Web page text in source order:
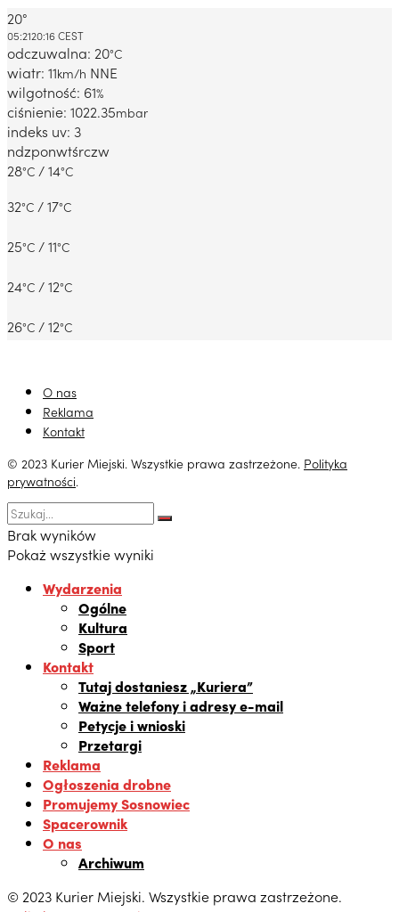
Dabrowa Gornicza, PL
20°
05:2120:16 CEST
odczuwalna: 20°C
wiatr: 11km/h NNE
wilgotność: 61%
ciśnienie: 1022.35mbar
indeks uv: 3
ndzponwtśrczw
28°C / 14°C
32°C / 17°C
25°C / 11°C
24°C / 12°C
26°C / 12°C
O nas
Reklama
Kontakt
© 2023 Kurier Miejski. Wszystkie prawa zastrzeżone. Polityka
prywatności.
Brak wyników
Pokaż wszystkie wyniki
Wydarzenia
Ogólne
Kultura
Sport
Kontakt
Tutaj dostaniesz „Kuriera”
Ważne telefony i adresy e-mail
Petycje i wnioski
Przetargi
Reklama
Ogłoszenia drobne
Promujemy Sosnowiec
Spacerownik
O nas
Archiwum
© 2023 Kurier Miejski. Wszystkie prawa zastrzeżone.